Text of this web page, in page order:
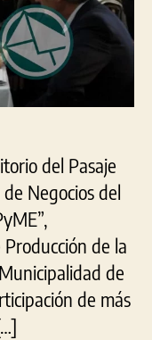
una
de
del Pasaje
Negocios del
de la
de
de más